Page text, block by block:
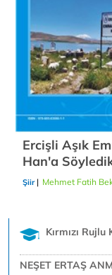
Ercişli Aşık
Han'a
Şiir| Mehmet Fatih
Kırmızı
NEŞET ERTAŞ